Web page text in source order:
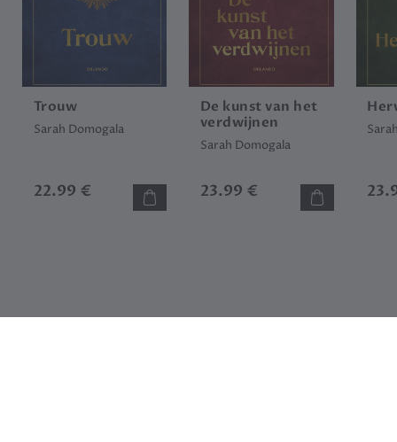
Trouw
Sarah Domogala
22.99 €
De kunst van het
verdwijnen
Sarah Domogala
23.99 €